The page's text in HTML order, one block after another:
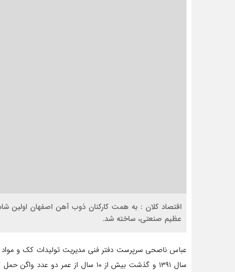
اقتصاد کلان : به همت کارکنان ذوب آهن اصفهان اولین
عظیم صنعتی، ساخته شد.
سال ۱۳۹۱ و گذشت بیش از ۱۰ سال از